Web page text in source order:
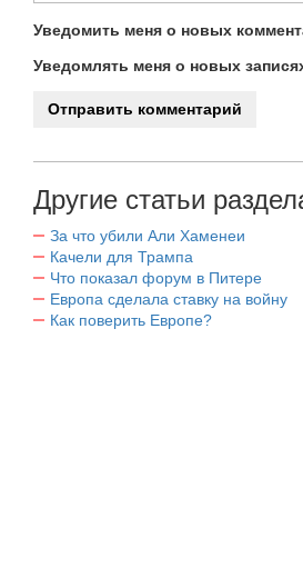
Уведомить меня о новых
Уведомлять меня о новых
Другие статьи
За что убили Али Хаменеи
Качели для Трампа
Что показал форум в Питере
Европа сделала ставку на войну
Как поверить Европе?